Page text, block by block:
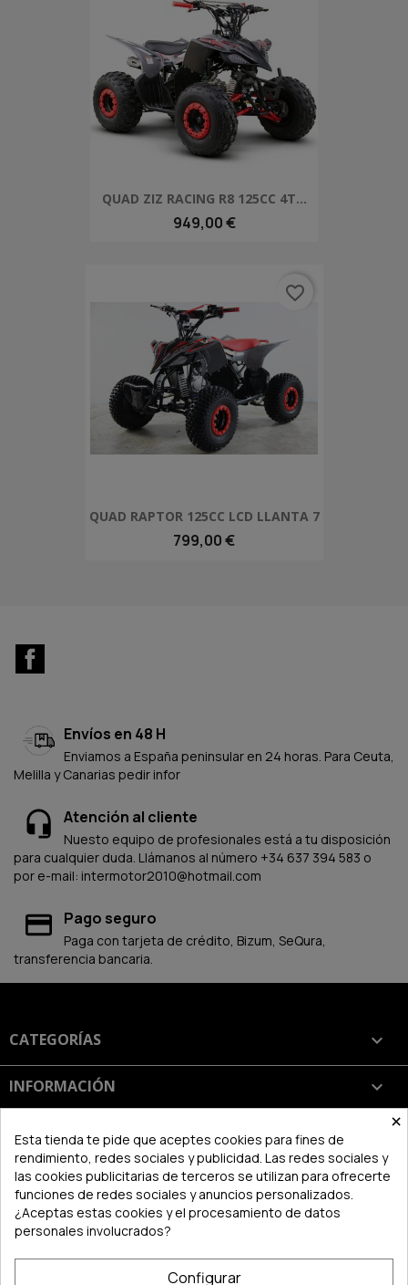
QUAD ZIZ RACING R8 125CC 4T...
949,00 €
QUAD RAPTOR 125CC LCD LLANTA 7
799,00 €
favorite_border
Envíos en 48 H
Enviamos a España peninsular en 24 horas. Para Ceuta,
Melilla y Canarias pedir infor
Atención al cliente
Nuesto equipo de profesionales está a tu disposición
para cualquier duda. Llámanos al número +34 637 394 583 o
por e-mail: intermotor2010@hotmail.com
Pago seguro
Paga con tarjeta de crédito, Bizum, SeQura,
transferencia bancaria.
CATEGORÍAS 
INFORMACIÓN 
SU CUENTA
INFORMACIÓN DE LA TIENDA keyboard_arrow_down
×
Esta tienda te pide que aceptes cookies para fines de
rendimiento, redes sociales y publicidad. Las redes sociales y
las cookies publicitarias de terceros se utilizan para ofrecerte
funciones de redes sociales y anuncios personalizados.
¿Aceptas estas cookies y el procesamiento de datos
personales involucrados?
Configurar